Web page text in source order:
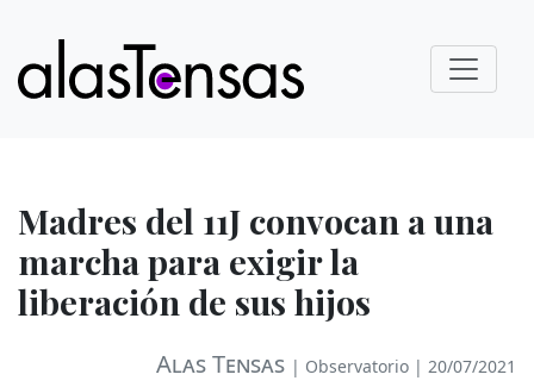
Madres del 11J convocan a una
marcha para exigir la
liberación de sus hijos
Alas Tensas | Observatorio | 20/07/2021